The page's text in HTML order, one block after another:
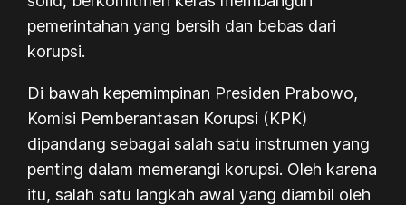
pemerintahan yang bersih dan bebas dari
korupsi.
Di bawah kepemimpinan Presiden Prabowo,
Komisi Pemberantasan Korupsi (KPK)
dipandang sebagai salah satu instrumen yang
penting dalam memerangi korupsi. Oleh karena
itu, salah satu langkah awal yang diambil oleh